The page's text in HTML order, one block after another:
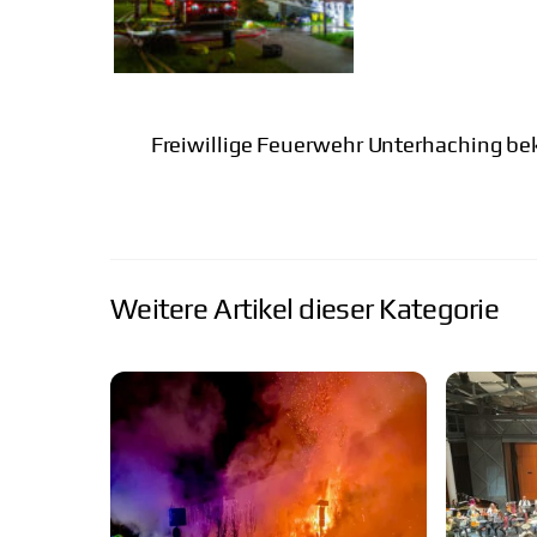
Freiwillige Feuerwehr Unterhaching